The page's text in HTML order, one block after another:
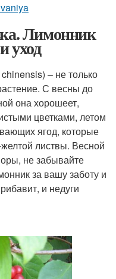
Лимонник
уход
– не только
С весны до
она хорошеет,
цветками, летом
ягод, которые
листвы. Весной
не забывайте
за вашу заботу и
и недуги